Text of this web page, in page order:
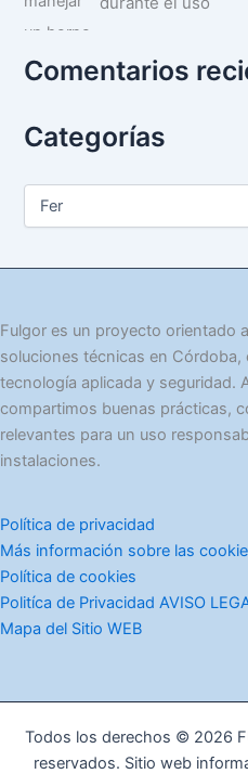
Comentarios
Categorías
C
r
í
a
s
Fulgor es un proyecto orientado
soluciones técnicas en
tecnología aplicada y seguridad.
compartimos buenas prácticas,
relevantes para un uso
instalaciones.
Política de privacidad
Más información sobre las
Política de cookies
Politíca de Privacidad AVISO
Mapa del Sitio WEB
Todos los derechos © 2026
reservados. Sitio web